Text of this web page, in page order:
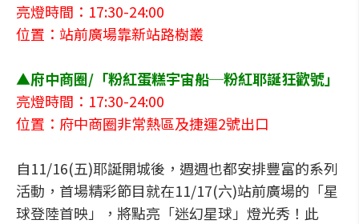
亮燈時間：17:30-24:00
位置：站前廣場靠新站路樹叢
▲府中商圈/「粉紅蛋糕宇宙船─粉紅耶誕狂歡號」
亮燈時間：17:30-24:00
位置：府中商圈非常熱區及捷運2號出口
自11/16(五)耶誕開城後，週週也都安排豐富的系列
活動，首場精彩節目就在11/17(六)站前廣場的「星
球登陸首映」，將點亮「迷幻星球」燈光秀！此